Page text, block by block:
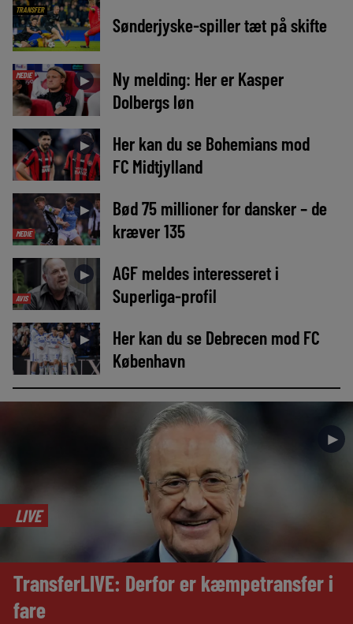
TRANSFER
Sønderjyske-spiller tæt på skifte
MEDIE ►
Ny melding: Her er Kasper
Dolbergs løn
►
Her kan du se Bohemians mod
FC Midtjylland
MEDIE
►
Bød 75 millioner for dansker – de
kræver 135
AVIS
►
AGF meldes interesseret i
Superliga-profil
►
Her kan du se Debrecen mod FC
København
►
LIVE
TransferLIVE: Derfor er kæmpetransfer i
fare